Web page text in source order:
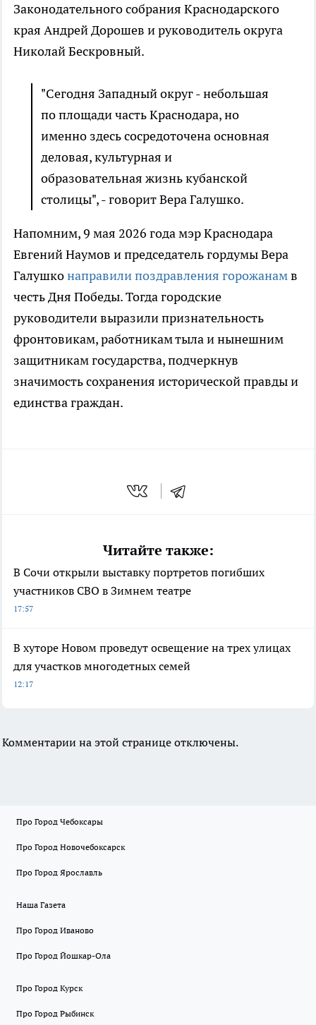
Законодательного собрания Краснодарского
края Андрей Дорошев и руководитель округа
Николай Бескровный.
"Сегодня Западный округ - небольшая
по площади часть Краснодара, но
именно здесь сосредоточена основная
деловая, культурная и
образовательная жизнь кубанской
столицы", - говорит Вера Галушко.
Напомним, 9 мая 2026 года мэр Краснодара
Евгений Наумов и председатель гордумы Вера
Галушконаправили поздравления горожанамв
честь Дня Победы. Тогда городские
руководители выразили признательность
фронтовикам, работникам тыла и нынешним
защитникам государства, подчеркнув
значимость сохранения исторической правды и
единства граждан.
Читайте также:
В Сочи открыли выставку портретов погибших
участников СВО в Зимнем театре
17:57
В хуторе Новом проведут освещение на трех улицах
для участков многодетных семей
12:17
Комментарии на этой странице отключены.
Про Город Чебоксары
Про Город Новочебоксарск
Про Город Ярославль
Наша Газета
Про Город Иваново
Про Город Йошкар-Ола
Про Город Курск
Про Город Рыбинск